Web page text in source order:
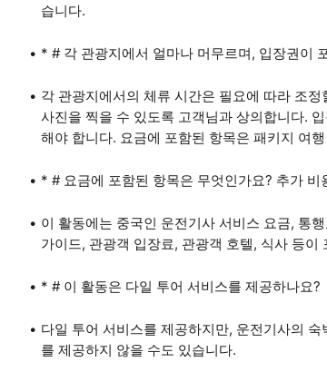
습니다.
* # 각 관광지에서 얼마나 머무르며, 입장권이
각 관광지에서의 체류 시간은 필요에 따라 조
사진을 찍을 수 있도록 고객님과 상의합니다.
해야 합니다. 요금에 포함된 항목은 패키지 여
* # 요금에 포함된 항목은 무엇인가요? 추가 비
이 활동에는 중국인 운전기사 서비스 요금, 통
가이드, 관광객 입장료, 관광객 호텔, 식사 등이
* # 이 활동은 다일 투어 서비스를 제공하나요?
다일 투어 서비스를 제공하지만, 운전기사의
를 제공하지 않을 수도 있습니다.